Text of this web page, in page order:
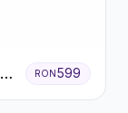
RON599